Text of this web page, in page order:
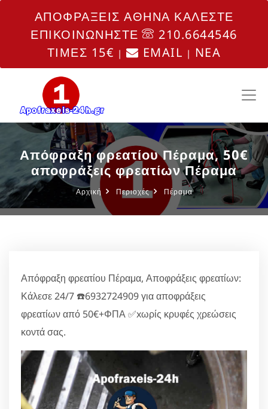
ΑΠΟΦΡΑΞΕΙΣ ΑΘΗΝΑ ΚΑΛΕΣΤΕ
ΕΠΙΚΟΙΝΩΝΗΣΤΕ
210.6644546
ΤΙΜΕΣ 15€ | EMAIL | NEA
Απόφραξη φρεατίου Πέραμα, 50€
αποφράξεις φρεατίων Πέραμα
Αρχική Περιοχές Πέραμα
Απόφραξη φρεατίου Πέραμα, Αποφράξεις φρεατίων:
Κάλεσε 24/7 ☎️6932724909 για αποφράξεις
φρεατίων από 50€+ΦΠΑ ✅xωρίς κρυφές χρεώσεις
κοντά σας.